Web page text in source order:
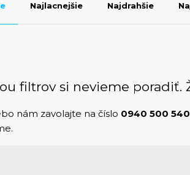
Najlacnejšie Najdrahšie
filtrov si nevieme poradiť.
nám zavolajte na číslo 0940 500 540